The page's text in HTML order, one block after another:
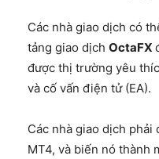
Các nhà giao dịch có
tảng giao dịch OctaFX
được thị trường yêu
và cố vấn điện tử (EA).
Các nhà giao dịch phải
MT4, và biến nó thành